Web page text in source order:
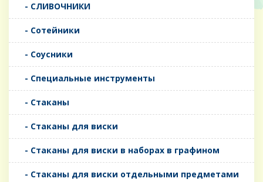
- СЛИВОЧНИКИ
- Сотейники
- Соусники
- Специальные инструменты
- Стаканы
- Стаканы для виски
- Стаканы для виски в наборах в графином
- Стаканы для виски отдельными предметами